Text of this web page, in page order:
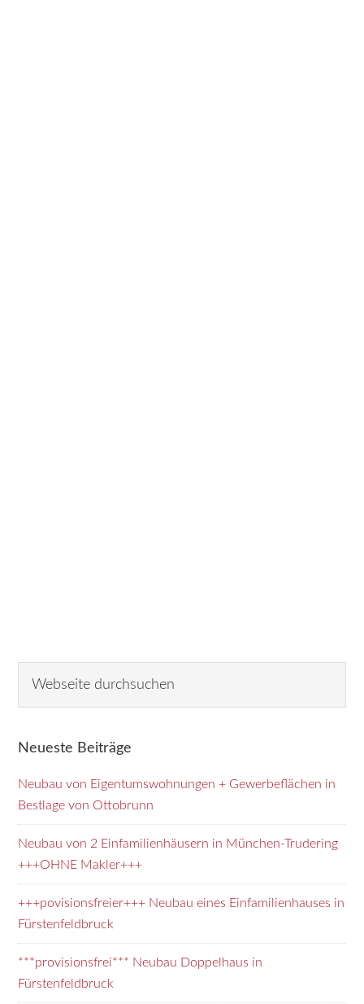
Seitenspalte
durchsuchen
Neueste Beiträge
Neubau von Eigentumswohnungen + Gewerbeflächen in
Bestlage von Ottobrunn
Neubau von 2 Einfamilienhäusern in München-Trudering
+++OHNE Makler+++
+++povisionsfreier+++ Neubau eines Einfamilienhauses in
Fürstenfeldbruck
***provisionsfrei*** Neubau Doppelhaus in
Fürstenfeldbruck